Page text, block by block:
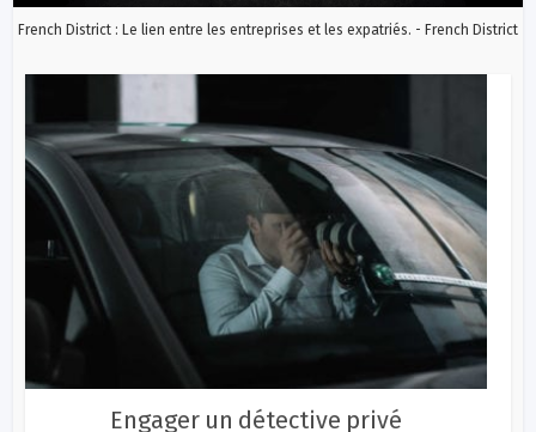
French District : Le lien entre les entreprises et les expatriés. - French District
Engager un détective privé